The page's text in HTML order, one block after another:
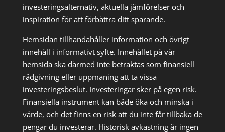
investeringsalternativ, aktuella jämförelser och
inspiration för att förbättra ditt sparande.
Hemsidan tillhandahåller information och övrigt
innehåll i informativt syfte. Innehållet på vår
hemsida ska därmed inte betraktas som finansiell
rådgivning eller uppmaning att ta vissa
investeringsbeslut. Investeringar sker på egen risk.
Finansiella instrument kan både öka och minska i
värde, och det finns en risk att du inte får tillbaka de
pengar du investerar. Historisk avkastning är ingen